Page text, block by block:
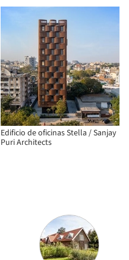
Edificio de oficinas Stella / Sanjay
Puri Architects